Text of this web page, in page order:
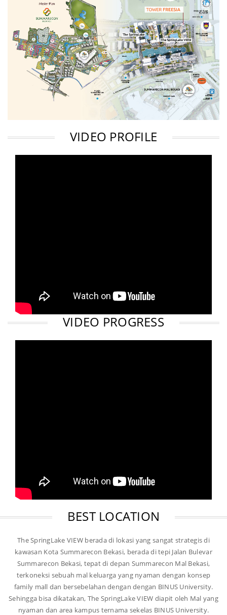
VIDEO PROFILE
VIDEO PROGRESS
BEST LOCATION
The SpringLake VIEW berada di lokasi yang sangat strategis di
kawasan Kota Summarecon Bekasi, berada di tepi Jalan Bulevar
Summarecon Bekasi, tepat di depan Summarecon Mal Bekasi,
terkoneksi sebuah mal keluarga yang nyaman dengan konsep
family mall dan bersebelahan dengan dengan BINUS University.
Sehingga bisa dikatakan, The SpringLake VIEW diapit oleh Mal yang
nyaman dan area kampus ternama sekelas BINUS University.